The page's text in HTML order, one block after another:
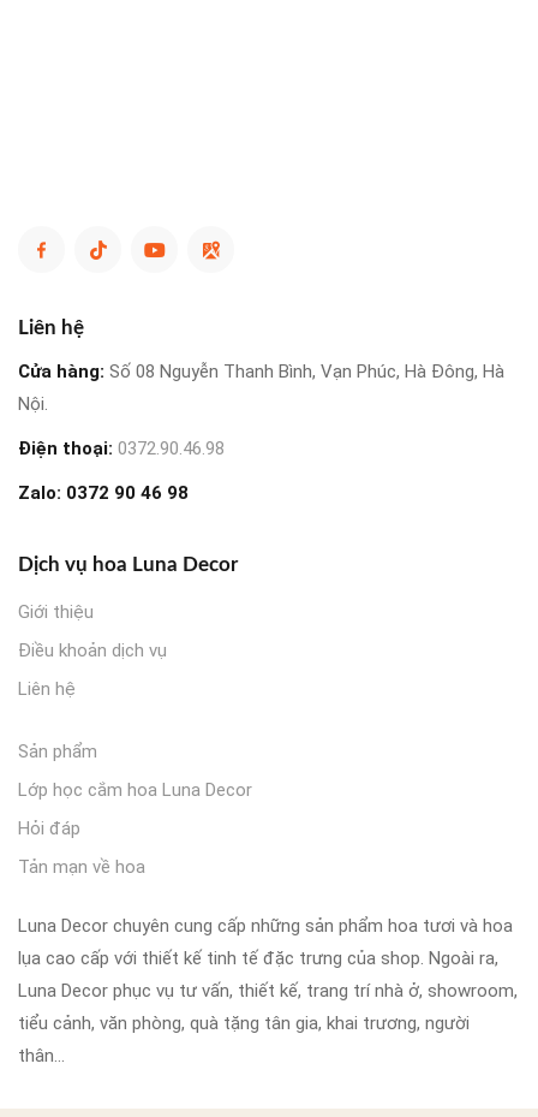
Liên hệ
Cửa hàng: Số 08 Nguyễn Thanh Bình, Vạn Phúc, Hà Đông, Hà
Nội.
Điện thoại: 0372.90.46.98
Zalo: 0372 90 46 98
Dịch vụ hoa Luna Decor
Giới thiệu
Điều khoản dịch vụ
Liên hệ
Sản phẩm
Lớp học cắm hoa Luna Decor
Hỏi đáp
Tản mạn về hoa
Luna Decor chuyên cung cấp những sản phẩm hoa tươi và hoa
lụa cao cấp với thiết kế tinh tế đặc trưng của shop. Ngoài ra,
Luna Decor phục vụ tư vấn, thiết kế, trang trí nhà ở, showroom,
tiểu cảnh, văn phòng, quà tặng tân gia, khai trương, người
thân…